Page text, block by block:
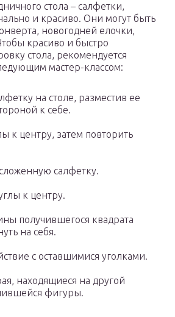
стола – салфетки,
и красиво. Они могут быть
новогодней елочки,
красиво и быстро
стола, рекомендуется
мастер-классом:
на столе, разместив ее
к себе.
к центру, затем повторить
салфетку.
к центру.
получившегося квадрата
на себя.
с оставшимися уголками.
находящиеся на другой
фигуры.